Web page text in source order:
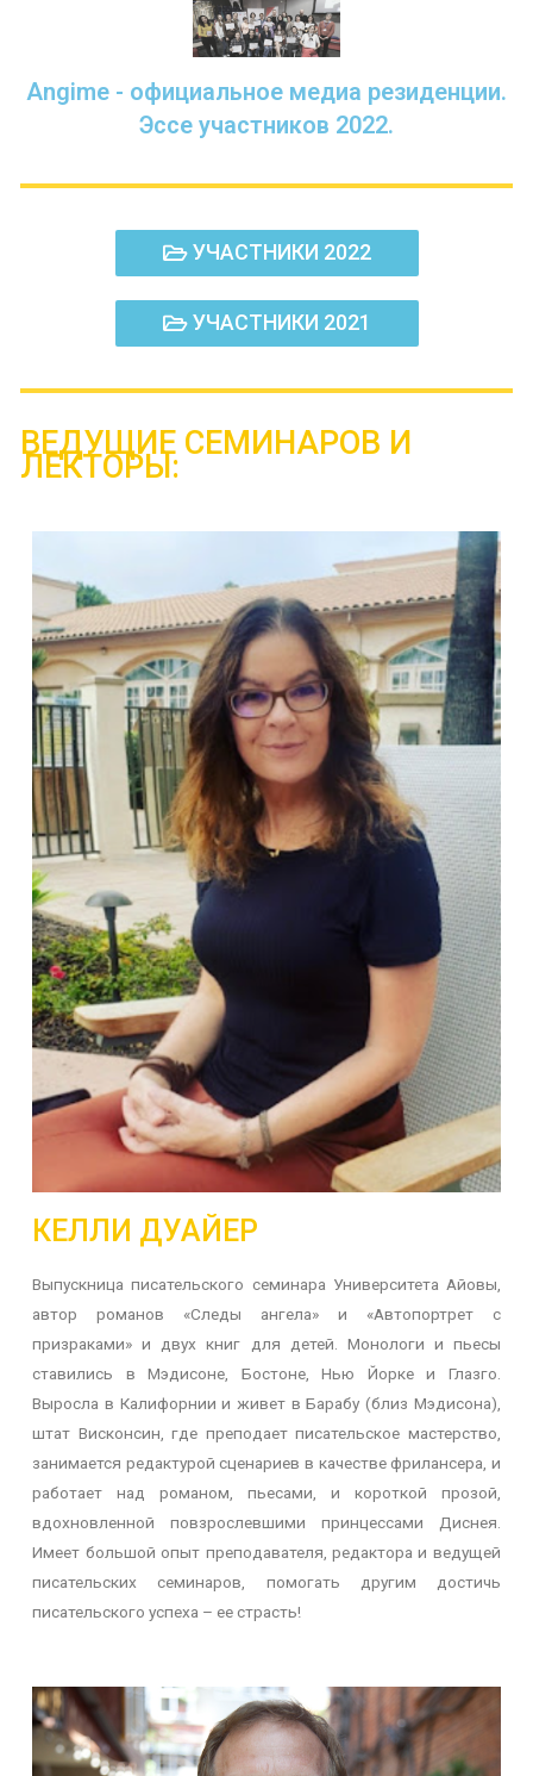
Angime - официальное медиа резиденции.
Эссе участников 2022.
УЧАСТНИКИ 2022
УЧАСТНИКИ 2021
ВЕДУЩИЕ СЕМИНАРОВ И
ЛЕКТОРЫ:
КЕЛЛИ ДУАЙЕР
Выпускница писательского семинара Университета Айовы,
автор романов «Следы ангела» и «Автопортрет с
призраками» и двух книг для детей. Монологи и пьесы
ставились в Мэдисоне, Бостоне, Нью Йорке и Глазго.
Выросла в Калифорнии и живет в Барабу (близ Мэдисона),
штат Висконсин, где преподает писательское мастерство,
занимается редактурой сценариев в качестве фрилансера, и
работает над романом, пьесами, и короткой прозой,
вдохновленной повзрослевшими принцессами Диснея.
Имеет большой опыт преподавателя, редактора и ведущей
писательских семинаров, помогать другим достичь
писательского успеха – ее страсть!